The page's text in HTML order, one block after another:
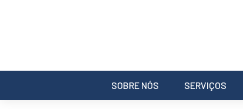
SOBRE NÓS SERVIÇOS